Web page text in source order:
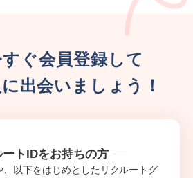
ぐ会員登録して
出会いましょう！
ートIDをお持ちの方
以下をはじめとしたリクルートグ